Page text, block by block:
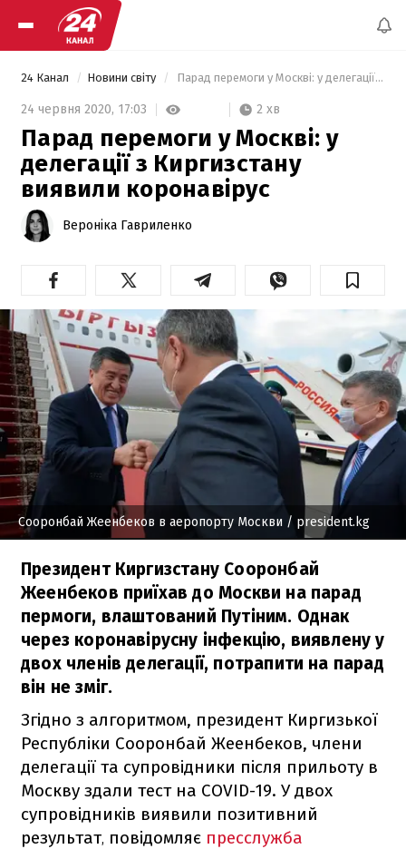
24 Канал Новини світу Парад перемоги у Москві: у делегації з Киргизстану виявили коронавірус
24 червня 2020, 17:03 2 хв
Парад перемоги у Москві: у
делегації з Киргизстану
виявили коронавірус
Вероніка Гавриленко
Сооронбай Жеенбеков в аеропорту Москви / president.kg
Президент Киргизстану Сооронбай
Жеенбеков приїхав до Москви на парад
пермоги, влаштований Путіним. Однак
через коронавірусну інфекцію, виявлену у
двох членів делегації, потрапити на парад
він не зміг.
Згідно з алгоритмом, президент Киргизької
Республіки Сооронбай Жеенбеков, члени
делегації та супровідники після прильоту в
Москву здали тест на COVID-19. У двох
супровідників виявили позитивний
результат, повідомляє пресслужба